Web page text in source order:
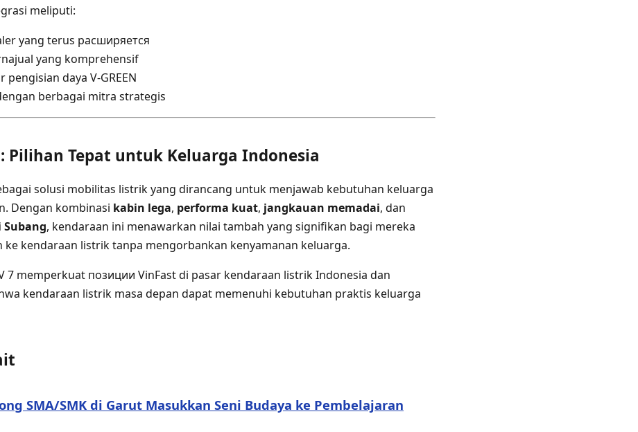
meliputi:
yang terus расширяется
yang komprehensif
daya V-GREEN
berbagai mitra strategis
Pilihan Tepat untuk Keluarga Indonesia
solusi mobilitas listrik yang dirancang untuk menjawab kebutuhan keluarga
Dengan kombinasi kabin lega, performa kuat, jangkauan memadai, dan
, kendaraan ini menawarkan nilai tambah yang signifikan bagi mereka
ke kendaraan listrik tanpa mengorbankan kenyamanan keluarga.
7 memperkuat позиции VinFast di pasar kendaraan listrik Indonesia dan
kendaraan listrik masa depan dapat memenuhi kebutuhan praktis keluarga
SMA/SMK di Garut Masukkan Seni Budaya ke Pembelajaran